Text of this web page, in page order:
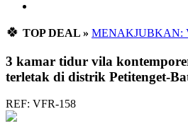
🍀 TOP DEAL » MENAKJUBKAN:
3 kamar tidur vila
terletak di distrik Petitenget-
REF: VFR-158